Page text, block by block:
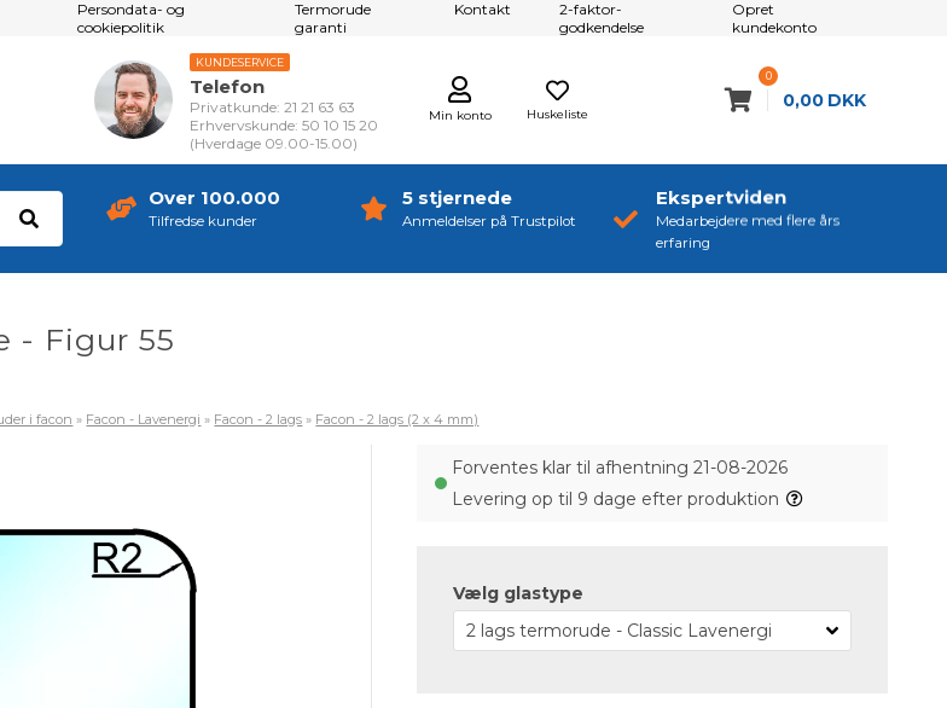
Persondata- og
cookiepolitik
Termorude
garanti
Kontakt
2-faktor-
godkendelse
Opret
kundekonto
Huskeliste
Min konto
KUNDESERVICE
Telefon
Privatkunde: 21 21 63 63
Erhvervskunde: 50 10 15 20
(Hverdage 09.00-15.00)
0
0,00 DKK
Over 100.000
Tilfredse kunder
5 stjernede
Anmeldelser på Trustpilot
Ekspertviden
Medarbejdere med flere års
erfaring
- Figur 55
i facon » Facon - Lavenergi » Facon - 2 lags » Facon - 2 lags (2 x 4 mm)
Forventes klar til afhentning 21-08-2026
Levering op til 9 dage efter produktion
Vælg glastype